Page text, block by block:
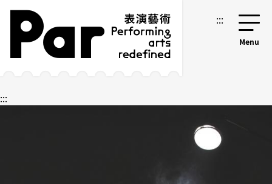
跳到主要内容区块
网站导览 :::
:::